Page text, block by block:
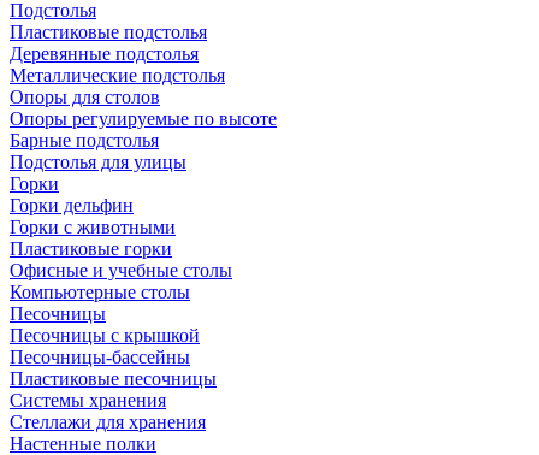
Подстолья
Пластиковые подстолья
Деревянные подстолья
Металлические подстолья
Опоры для столов
Опоры регулируемые по высоте
Барные подстолья
Подстолья для улицы
Горки
Горки дельфин
Горки с животными
Пластиковые горки
Офисные и учебные столы
Компьютерные столы
Песочницы
Песочницы с крышкой
Песочницы-бассейны
Пластиковые песочницы
Системы хранения
Стеллажи для хранения
Настенные полки